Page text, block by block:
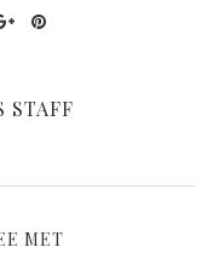
STAFF
MET